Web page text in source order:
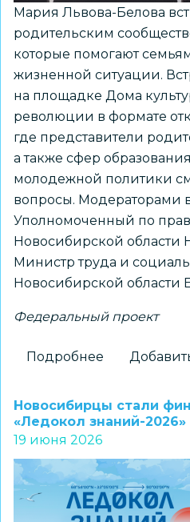
Мария Львова-Белова
родительским
которые помогают
жизненной ситуации.
на площадке Дома
революции в формате
где представители
а также сфер
молодежной политики
вопросы. Модераторами
Уполномоченный по
Новосибирской области
Министр труда и
Новосибирской области
Федеральный проект
Подробнее
Президенте
по
правам
ребенка
Новосибирцы стали
«Ледокол знаний-2026»
19 июня 2026